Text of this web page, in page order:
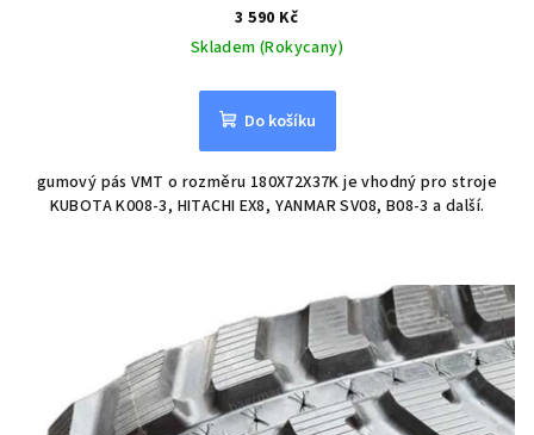
3 590 Kč
Skladem (Rokycany)
Do košíku
gumový pás VMT o rozměru 180X72X37K je vhodný pro stroje
KUBOTA K008-3, HITACHI EX8, YANMAR SV08, B08-3 a další.